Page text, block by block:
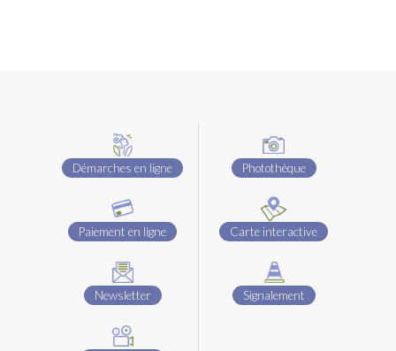
Démarches en ligne
Paiement en ligne
Newsletter
Photothèque
Carte interactive
Signalement